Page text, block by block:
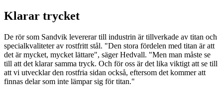
Klarar trycket
De rör som Sandvik levererar till industrin är tillverkade av titan och
specialkvaliteter av rostfritt stål. "Den stora fördelen med titan är att
det är mycket, mycket lättare", säger Hedvall. "Men man måste se
till att det klarar samma tryck. Och för oss är det lika viktigt att se till
att vi utvecklar den rostfria sidan också, eftersom det kommer att
finnas delar som inte lämpar sig för titan."